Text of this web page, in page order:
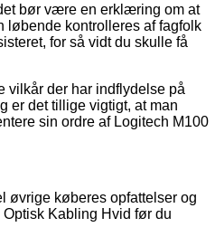
bør være en erklæring om at
løbende kontrolleres af fagfolk
for så vidt du skulle få
vilkår der har indflydelse på
er det tillige vigtigt, at man
sin ordre af Logitech M100
øvrige køberes opfattelser og
Kabling Hvid før du